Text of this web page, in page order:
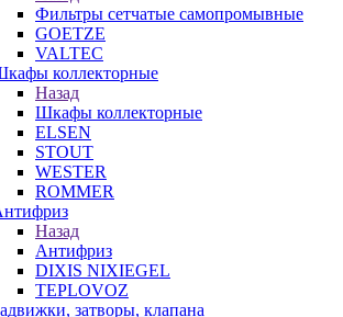
Фильтры сетчатые самопромывные
GOETZE
VALTEC
коллекторные
Назад
Шкафы коллекторные
ELSEN
STOUT
WESTER
ROMMER
Назад
Антифриз
DIXIS NIXIEGEL
TEPLOVOZ
затворы, клапана